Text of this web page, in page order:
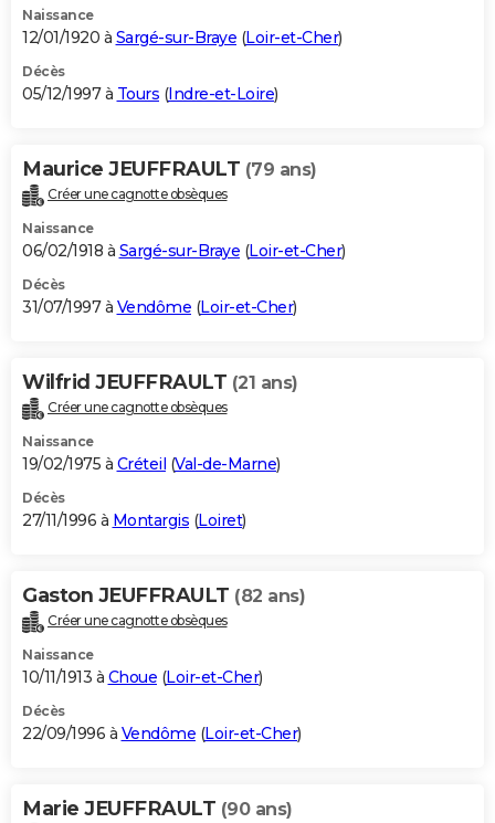
Naissance
12/01/1920 à Sargé-sur-Braye (Loir-et-Cher)
Décès
05/12/1997 à Tours (Indre-et-Loire)
Maurice JEUFFRAULT (79 ans)
Créer une cagnotte obsèques
Naissance
06/02/1918 à Sargé-sur-Braye (Loir-et-Cher)
Décès
31/07/1997 à Vendôme (Loir-et-Cher)
Wilfrid JEUFFRAULT (21 ans)
Créer une cagnotte obsèques
Naissance
19/02/1975 à Créteil (Val-de-Marne)
Décès
27/11/1996 à Montargis (Loiret)
Gaston JEUFFRAULT (82 ans)
Créer une cagnotte obsèques
Naissance
10/11/1913 à Choue (Loir-et-Cher)
Décès
22/09/1996 à Vendôme (Loir-et-Cher)
Marie JEUFFRAULT (90 ans)